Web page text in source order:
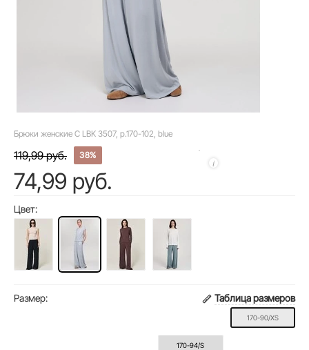
Брюки женские C LBK 3507, р.170-102, blue
119,99 руб. 38%
74,99 руб.
Цвет:
Размер: Таблица размеров
170-90/XS
170-94/S